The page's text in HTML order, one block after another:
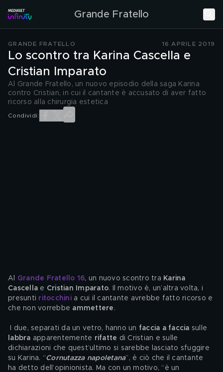
Grande Fratello
GRANDE FRATELLO 16 APRILE 2019
Lo scontro tra Karina Cascella e
Cristian Imparato
Al Grande Fratello, un nuovo episodio della saga Karina
contro Cristian, in cui il cantante è accusato di aver fatto
ricorso alla chirurgia estetica
Condividi:
Al Grande Fratello 16, un nuovo scontro tra Karina
Cascella e Cristian Imparato. Il motivo è, un’altra volta, i
presunti ritocchini a cui il cantante avrebbe fatto ricorso e
che non vorrebbe ammettere .
I due, separati da un vetro, hanno un faccia a faccia sulle
labbra apparentemente rifatte di Cristian e sulle
dichiarazioni che quest’ultimo si sarebbe lasciato sfuggire
su Karina. “Cornutazza napoletana”, è ciò che il cantante
ha detto dell’opinionista. Ma con un motivo, “è un